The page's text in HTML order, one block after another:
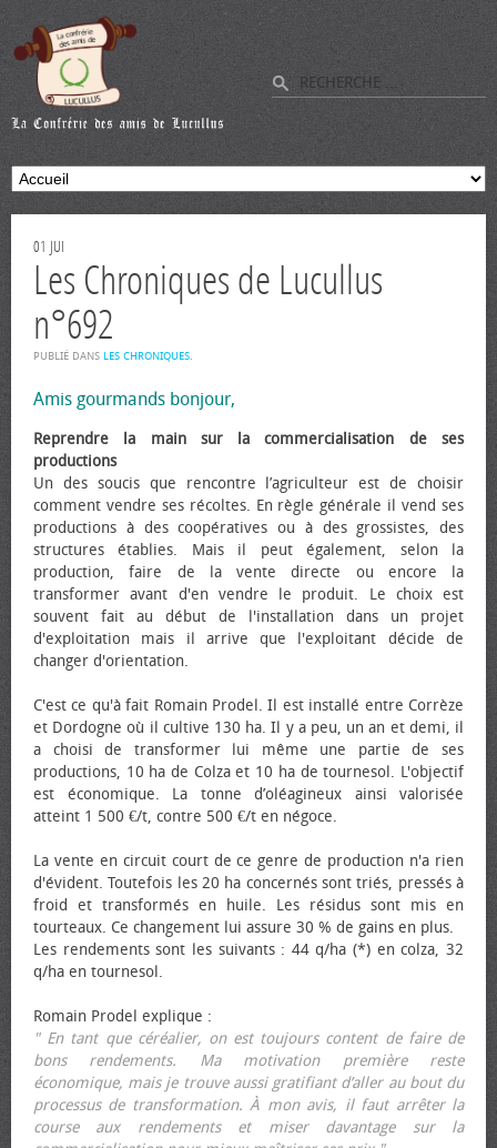
01 JUI
Les Chroniques de Lucullus
n°692
PUBLIÉ DANS LES CHRONIQUES.
Amis gourmands bonjour,
Reprendre la main sur la commercialisation de ses
productions
Un des soucis que rencontre l’agriculteur est de choisir
comment vendre ses récoltes. En règle générale il vend ses
productions à des coopératives ou à des grossistes, des
structures établies. Mais il peut également, selon la
production, faire de la vente directe ou encore la
transformer avant d'en vendre le produit. Le choix est
souvent fait au début de l'installation dans un projet
d'exploitation mais il arrive que l'exploitant décide de
changer d'orientation.
C'est ce qu'à fait Romain Prodel. Il est installé entre Corrèze
et Dordogne où il cultive 130 ha. Il y a peu, un an et demi, il
a choisi de transformer lui même une partie de ses
productions, 10 ha de Colza et 10 ha de tournesol. L'objectif
est économique. La tonne d’oléagineux ainsi valorisée
atteint 1 500 €/t, contre 500 €/t en négoce.
La vente en circuit court de ce genre de production n'a rien
d'évident. Toutefois les 20 ha concernés sont triés, pressés à
froid et transformés en huile. Les résidus sont mis en
tourteaux. Ce changement lui assure 30 % de gains en plus.
Les rendements sont les suivants : 44 q/ha (*) en colza, 32
q/ha en tournesol.
Romain Prodel explique :
" En tant que céréalier, on est toujours content de faire de
bons rendements. Ma motivation première reste
économique, mais je trouve aussi gratifiant d’aller au bout du
processus de transformation. À mon avis, il faut arrêter la
course aux rendements et miser davantage sur la